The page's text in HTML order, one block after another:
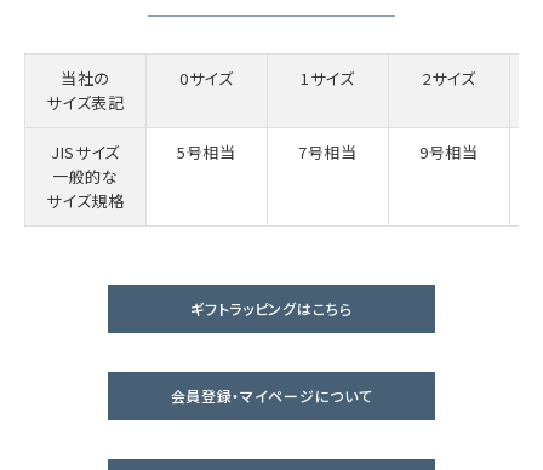
当社の
サイズ表記
0サイズ 1サイズ 2サイズ
JISサイズ
一般的な
サイズ規格
5号相当 7号相当 9号相当
ギフトラッピングはこちら
会員登録・マイページについて